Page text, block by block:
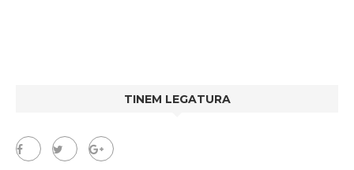
TINEM LEGATURA